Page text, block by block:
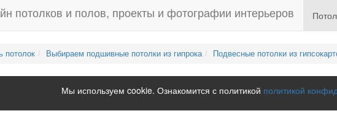
потолок Выбираем подшивные потолки из гипрока Подвесные потолки из
Мы используем cookie. Ознакомится с политикой политикой